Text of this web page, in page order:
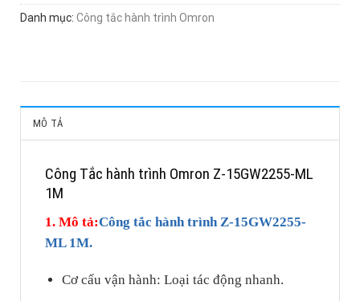
Danh mục: Công tắc hành trình Omron
MÔ TẢ
Công Tắc hành trình Omron Z-15GW2255-ML
1M
1. Mô tả:Công tắc hành trình Z-15GW2255-
ML 1M.
Cơ cấu vận hành: Loại tác động nhanh.